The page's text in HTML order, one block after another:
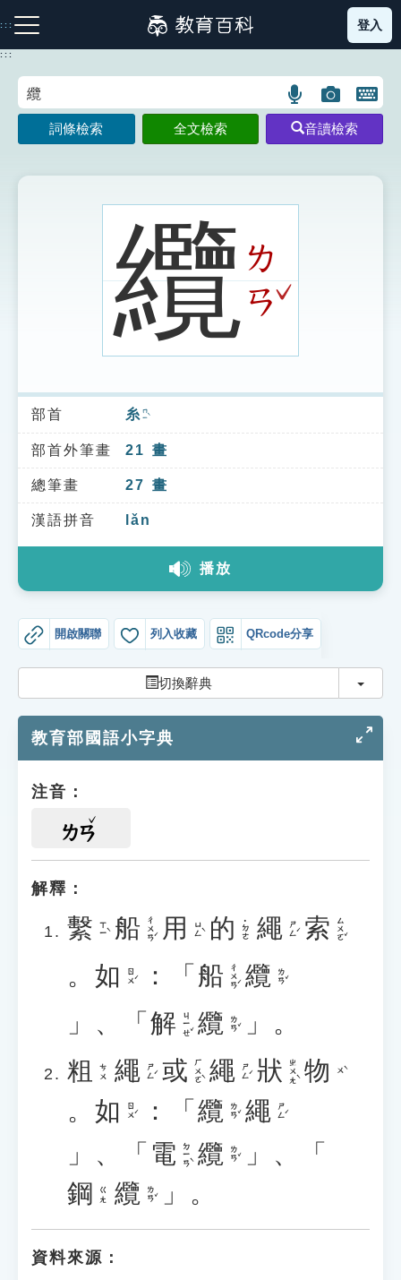
到
主
:::
注音索引圖示 筆畫索引圖示 部首索引表圖示
索引選單
知識索引
單字索引
生命大百科索引
教學應用
貓頭鷹博士
登入
:::
語
言
搜
示
圖
片
搜
開
鍵
圖
詞條檢索 全文檢索 音讀檢索
纜ㄌ
ㄢ ˇ
部首 糸 ㄇㄧˋ
部首外筆畫 21 畫
總筆畫 27 畫
漢語拼音 lǎn
播放
開啟關聯 列入收藏 QRcode分享
切換辭典 切換
教育部國語小字典
注音：
ㄌㄢ
解釋：
繫 ㄒㄧˋ 船 ㄔㄨㄢˊ 用 ㄩㄥˋ 的 ˙ㄉㄜ 繩 ㄕㄥˊ 索 ㄙㄨㄛˇ
。 如 ㄖㄨˊ ：「 船 ㄔㄨㄢˊ 纜 ㄌㄢˇ
」、「 解 ㄐㄧㄝˇ 纜 ㄌㄢˇ
」。
粗 ㄘㄨ 繩 ㄕㄥˊ 或 ㄏㄨㄛˋ 繩 ㄕㄥˊ 狀 ㄓㄨㄤˋ 物 ㄨˋ
。 如 ㄖㄨˊ ：「 纜 ㄌㄢˇ 繩 ㄕㄥˊ
」、「 電 ㄉㄧㄢˋ 纜 ㄌㄢˇ
」、「
鋼 ㄍㄤ 纜 ㄌㄢˇ 」。
資料來源：